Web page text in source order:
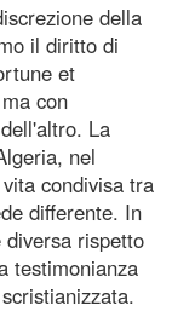
della
il diritto di
et
con
La
nel
condivisa tra
differente. In
rispetto
testimonianza